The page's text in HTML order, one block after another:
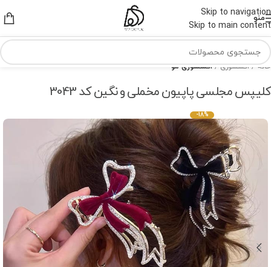
Skip to navigation
Skip to main content
منو
خانه اکسسوری اکسسوری مو
کلیپس مجلسی پاپیون مخملی و نگین کد 3043
-18%